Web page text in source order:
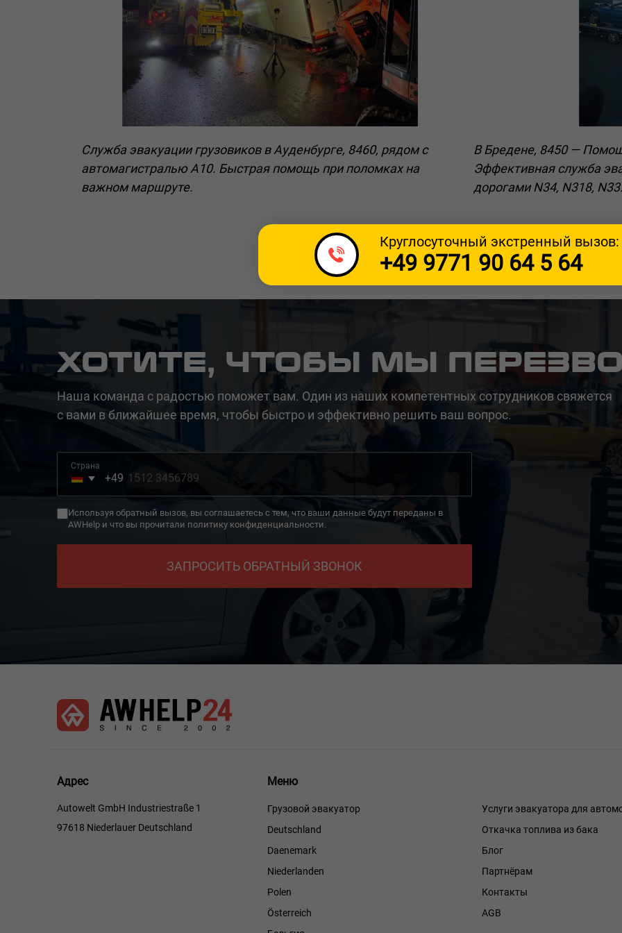
Служба эвакуации грузовиков в Ауденбурге, 8460, рядом с
автомагистралью A10. Быстрая помощь при поломках на
важном маршруте.
В Бредене, 8450 —
Эффективная служба
дорогами N34, N318,
Круглосуточный экстренный вызов:
+49 9771 90 64 5 64
ХОТИТЕ, ЧТОБЫ МЫ
Наша команда с радостью поможет вам. Один из наших компетентных сотрудников свяжется
с вами в ближайшее время, чтобы быстро и эффективно решить ваш вопрос.
Страна
Germany
+49
+49
Используя обратный вызов, вы соглашаетесь с тем, что ваши данные будут переданы в
AWHelp и что вы прочитали политику конфиденциальности.
ЗАПРОСИТЬ ОБРАТНЫЙ ЗВОНОК
Адрес
Autowelt GmbH Industriestraße 1
97618 Niederlauer Deutschland
Меню
Меню
Грузовой эвакуатор
Deutschland
Daenemark
Niederlanden
Polen
Österreich
Услуги эвакуатора для
Откачка топлива из бака
Блог
Партнёрам
Контакты
AGB